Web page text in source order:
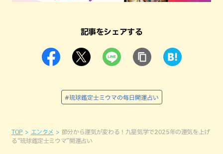
記事をシェアする
#琉球鑑定士ミウマの毎日開運占い
TOP エンタメ
節分から運気が変わる！九星気学で2025年の運気を上げ
る“琉球鑑定士ミウマ”開運占い